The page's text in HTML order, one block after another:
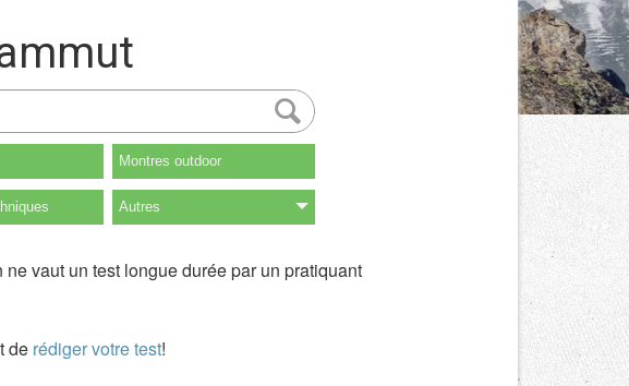
Montres outdoor
Autres
vaut un test longue durée par un pratiquant
de rédiger votre test!